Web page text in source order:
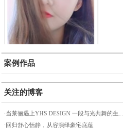
案例作品
关注的博客
·当莱俪遇上YHS DESIGN 一段与光共舞的生...
·回归舒心恬静，从容演绎豪宅底蕴